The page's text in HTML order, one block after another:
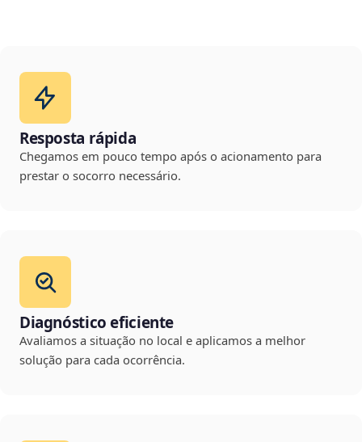
Resposta rápida
Chegamos em pouco tempo após o acionamento para
prestar o socorro necessário.
Diagnóstico eficiente
Avaliamos a situação no local e aplicamos a melhor
solução para cada ocorrência.